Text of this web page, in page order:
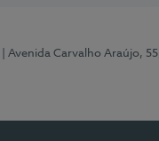
| Avenida Carvalho Araújo,